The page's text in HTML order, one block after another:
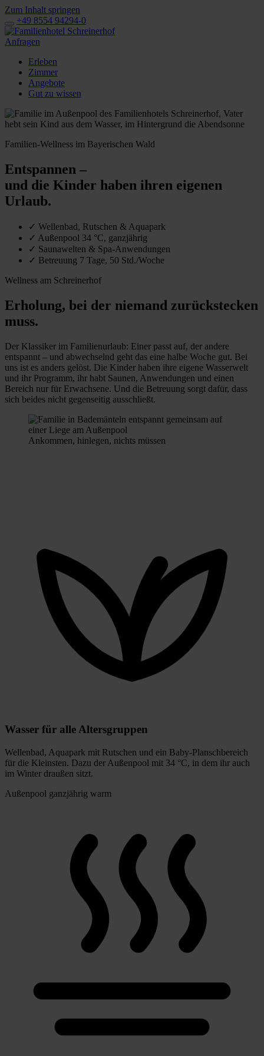
Zum Inhalt springen
+49 8554 94294-0
Anfragen
Erleben
Zimmer
Angebote
Gut zu wissen
Familien-Wellness im Bayerischen Wald
Entspannen –
und die Kinder haben ihren eigenen
Urlaub.
✓ Wellenbad, Rutschen & Aquapark
✓ Außenpool 34 °C, ganzjährig
✓ Saunawelten & Spa-Anwendungen
✓ Betreuung 7 Tage, 50 Std./Woche
Wellness am Schreinerhof
Erholung, bei der niemand zurückstecken
muss.
Der Klassiker im Familienurlaub: Einer passt auf, der andere
entspannt – und abwechselnd geht das eine halbe Woche gut. Bei
uns ist es anders gelöst. Die Kinder haben ihre eigene Wasserwelt
und ihr Programm, ihr habt Saunen, Anwendungen und einen
Bereich nur für Erwachsene. Und die Betreuung sorgt dafür, dass
sich beides nicht gegenseitig ausschließt.
Ankommen, hinlegen, nichts müssen
Wasser für alle Altersgruppen
Wellenbad, Aquapark mit Rutschen und ein Baby-Planschbereich
für die Kleinsten. Dazu der Außenpool mit 34 °C, in dem ihr auch
im Winter draußen sitzt.
Außenpool ganzjährig warm